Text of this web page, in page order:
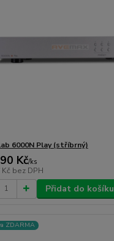
6000N Play (stříbrný)
Kč/ks
bez DPH
Přidat do košíku
ZDARMA